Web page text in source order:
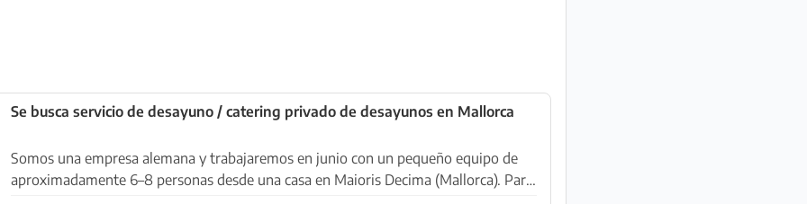
Se busca servicio de desayuno / catering privado de desayunos en Mallorca
Somos una empresa alemana y trabajaremos en junio con un pequeño equipo de
aproximadamente 6–8 personas desde una casa en Maioris Decima (Mallorca). Para